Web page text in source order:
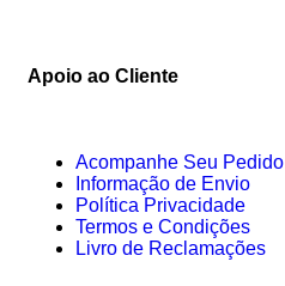
Apoio ao Cliente
Acompanhe Seu Pedido
Informação de Envio
Política Privacidade
Termos e Condições
Livro de Reclamações